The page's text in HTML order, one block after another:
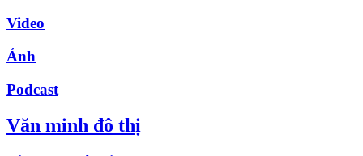
Video
Ảnh
Podcast
Văn minh đô thị